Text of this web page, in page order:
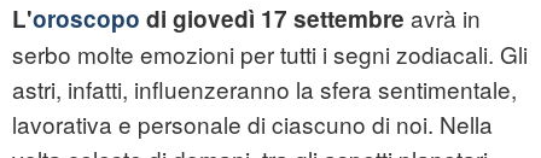
L'oroscopo di giovedì 17 settembre avrà in
serbo molte emozioni per tutti i segni zodiacali. Gli
astri, infatti, influenzeranno la sfera sentimentale,
lavorativa e personale di ciascuno di noi. Nella